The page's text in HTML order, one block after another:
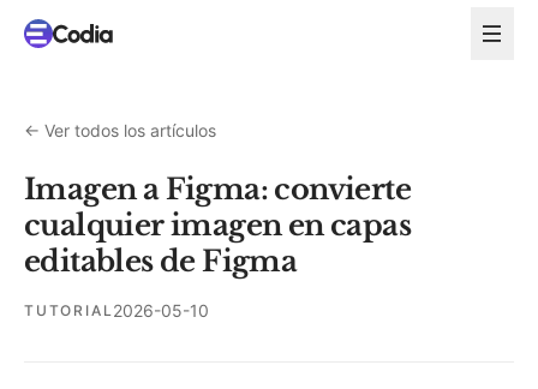
← Ver todos los artículos
Imagen a Figma: convierte
cualquier imagen en capas
editables de Figma
TUTORIAL2026-05-10